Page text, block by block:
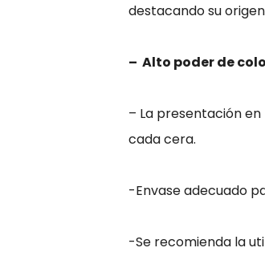
destacando su
– Alto poder de
– La presentación
cada cera.
-Envase adecuado
-Se recomienda la